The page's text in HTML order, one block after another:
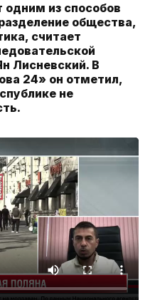
одним из способов
общества,
считает
Лисневский. В
24» он отметил,
не